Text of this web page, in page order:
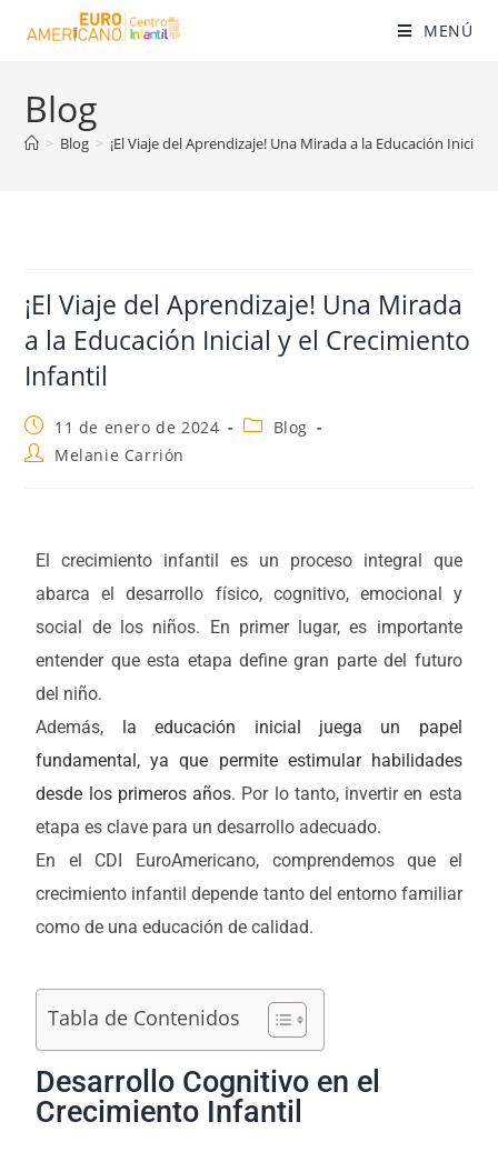
MENÚ
Blog
> Blog > ¡El Viaje del Aprendizaje! Una Mirada a la Educación Inicial
¡El Viaje del Aprendizaje! Una Mirada
a la Educación Inicial y el Crecimiento
Infantil
11 de enero de 2024
Blog
Melanie Carrión
El crecimiento infantil es un proceso integral que
abarca el desarrollo físico, cognitivo, emocional y
social de los niños. En primer lugar, es importante
entender que esta etapa define gran parte del futuro
del niño.
Además, la educación inicial juega un papel
fundamental, ya que permite estimular habilidades
desde los primeros años. Por lo tanto, invertir en esta
etapa es clave para un desarrollo adecuado.
En el CDI EuroAmericano, comprendemos que el
crecimiento infantil depende tanto del entorno familiar
como de una educación de calidad.
Tabla de Contenidos
Desarrollo Cognitivo en el
Crecimiento Infantil